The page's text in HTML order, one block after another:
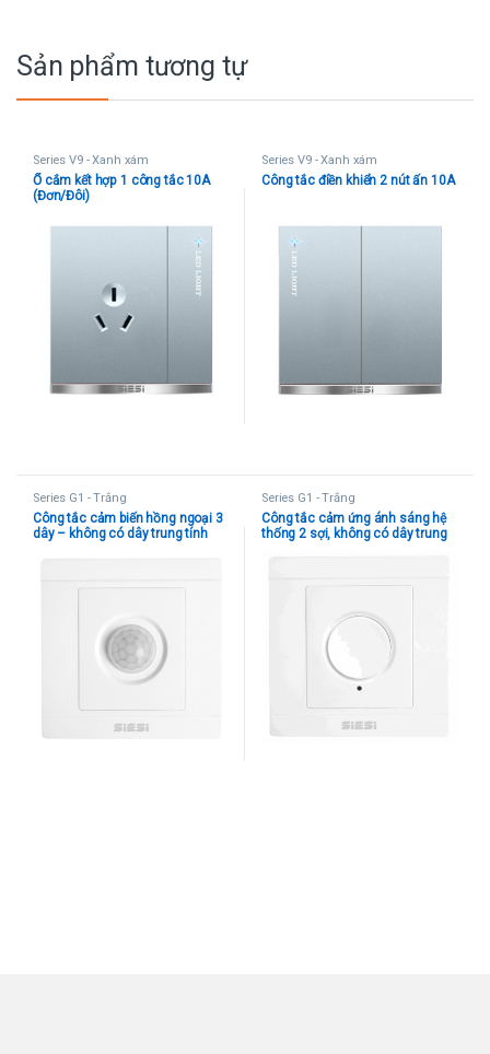
Sản phẩm tương tự
Series V9 - Xanh xám
Ổ cắm kết hợp 1 công tắc 10A
(Đơn/Đôi)
Series V9 - Xanh xám
Công tắc điền khiển 2 nút ấn 10A
Series G1 - Trắng
Công tắc cảm biến hồng ngoại 3
dây – không có dây trung tính
Series G1 - Trắng
Công tắc cảm ứng ánh sáng hệ
thống 2 sợi, không có dây trung